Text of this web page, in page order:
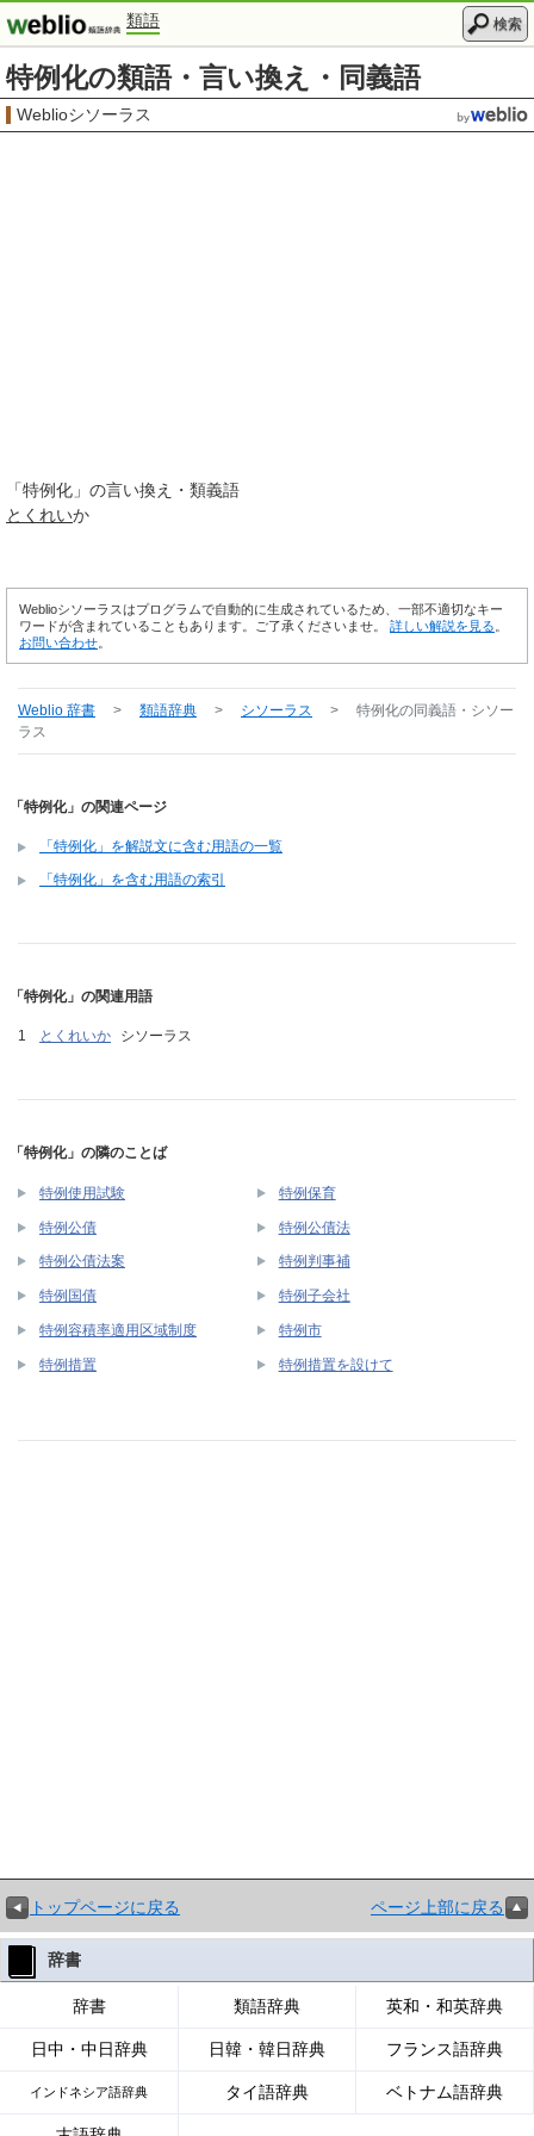
類語 検索
特例化の類語・言い換え・同義語
Weblioシソーラス
「特例化 」の言い換え・類義語
とくれいか
Weblioシソーラスはプログラムで自動的に生成されているため、一部不適切なキー
ワードが含まれていることもあります。ご了承くださいませ。 詳しい解説を見る
お問い合わせ
Weblio 辞書 > 類語辞典 > シソーラス > 特例化の同義語・シソー
ラス
「特例化」の関連ページ
「特例化」を解説文に含む用語の一覧
「特例化」を含む用語の索引
「特例化」の関連用語
とくれいか シソーラス
「特例化」の隣のことば
特例使用試験 特例保育
特例公債 特例公債法
特例公債法案 特例判事補
特例国債 特例子会社
特例容積率適用区域制度 特例市
特例措置 特例措置を設けて
トップページに戻る ページ上部に戻る
辞書
辞書 類語辞典 英和・和英辞典
日中・中日辞典 日韓・韓日辞典 フランス語辞典
インドネシア語辞典 タイ語辞典 ベトナム語辞典